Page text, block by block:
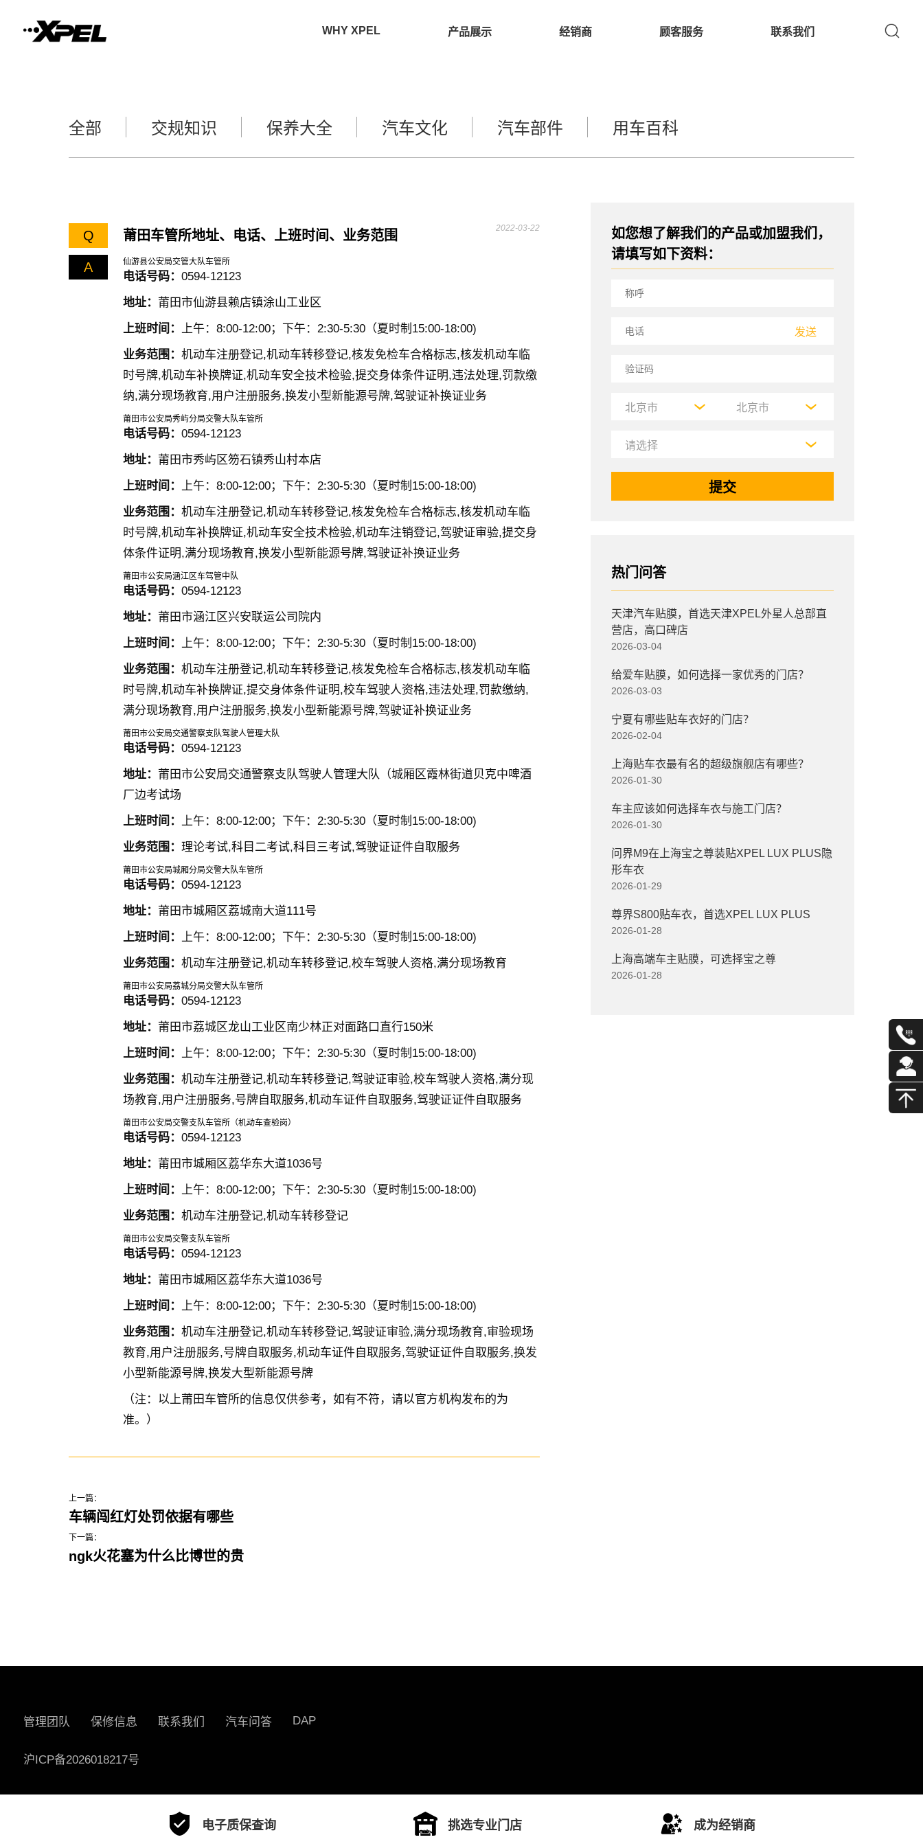
电子质保查询 挑选专业门店 成为经销商
WHY XPEL 产品展示 经销商 顾客服务 联系我们
全部 交规知识 保养大全 汽车文化 汽车部件 用车百科
Q 莆田车管所地址、电话、上班时间、业务范围 2022-03-22
A 仙游县公安局交管大队车管所
电话号码： 0594-12123
地址： 莆田市仙游县赖店镇涂山工业区
上班时间： 上午：8:00-12:00；下午：2:30-5:30（夏时制15:00-18:00)
业务范围： 机动车注册登记,机动车转移登记,核发免检车合格标志,核发机动车临
时号牌,机动车补换牌证,机动车安全技术检验,提交身体条件证明,违法处理,罚款缴
纳,满分现场教育,用户注册服务,换发小型新能源号牌,驾驶证补换证业务
莆田市公安局秀屿分局交警大队车管所
电话号码： 0594-12123
地址： 莆田市秀屿区笏石镇秀山村本店
上班时间： 上午：8:00-12:00；下午：2:30-5:30（夏时制15:00-18:00)
业务范围： 机动车注册登记,机动车转移登记,核发免检车合格标志,核发机动车临
时号牌,机动车补换牌证,机动车安全技术检验,机动车注销登记,驾驶证审验,提交身
体条件证明,满分现场教育,换发小型新能源号牌,驾驶证补换证业务
莆田市公安局涵江区车驾管中队
电话号码： 0594-12123
地址： 莆田市涵江区兴安联运公司院内
上班时间： 上午：8:00-12:00；下午：2:30-5:30（夏时制15:00-18:00)
业务范围： 机动车注册登记,机动车转移登记,核发免检车合格标志,核发机动车临
时号牌,机动车补换牌证,提交身体条件证明,校车驾驶人资格,违法处理,罚款缴纳,
满分现场教育,用户注册服务,换发小型新能源号牌,驾驶证补换证业务
莆田市公安局交通警察支队驾驶人管理大队
电话号码： 0594-12123
地址： 莆田市公安局交通警察支队驾驶人管理大队（城厢区霞林街道贝克中啤酒
厂边考试场
上班时间： 上午：8:00-12:00；下午：2:30-5:30（夏时制15:00-18:00)
业务范围： 理论考试,科目二考试,科目三考试,驾驶证证件自取服务
莆田市公安局城厢分局交警大队车管所
电话号码： 0594-12123
地址： 莆田市城厢区荔城南大道111号
上班时间： 上午：8:00-12:00；下午：2:30-5:30（夏时制15:00-18:00)
业务范围： 机动车注册登记,机动车转移登记,校车驾驶人资格,满分现场教育
莆田市公安局荔城分局交警大队车管所
电话号码： 0594-12123
地址： 莆田市荔城区龙山工业区南少林正对面路口直行150米
上班时间： 上午：8:00-12:00；下午：2:30-5:30（夏时制15:00-18:00)
业务范围： 机动车注册登记,机动车转移登记,驾驶证审验,校车驾驶人资格,满分现
场教育,用户注册服务,号牌自取服务,机动车证件自取服务,驾驶证证件自取服务
莆田市公安局交警支队车管所（机动车查验岗）
电话号码： 0594-12123
地址： 莆田市城厢区荔华东大道1036号
上班时间： 上午：8:00-12:00；下午：2:30-5:30（夏时制15:00-18:00)
业务范围： 机动车注册登记,机动车转移登记
莆田市公安局交警支队车管所
电话号码： 0594-12123
地址： 莆田市城厢区荔华东大道1036号
上班时间： 上午：8:00-12:00；下午：2:30-5:30（夏时制15:00-18:00)
业务范围： 机动车注册登记,机动车转移登记,驾驶证审验,满分现场教育,审验现场
教育,用户注册服务,号牌自取服务,机动车证件自取服务,驾驶证证件自取服务,换发
小型新能源号牌,换发大型新能源号牌
（注：以上莆田车管所的信息仅供参考，如有不符，请以官方机构发布的为
准。）
上一篇：
车辆闯红灯处罚依据有哪些
下一篇：
ngk火花塞为什么比博世的贵
如您想了解我们的产品或加盟我们，
请填写如下资料：
发送
热门问答
天津汽车贴膜，首选天津XPEL外星人总部直
营店，高口碑店
2026-03-04
给爱车贴膜，如何选择一家优秀的门店？
2026-03-03
宁夏有哪些贴车衣好的门店？
2026-02-04
上海贴车衣最有名的超级旗舰店有哪些？
2026-01-30
车主应该如何选择车衣与施工门店？
2026-01-30
问界M9在上海宝之尊装贴XPEL LUX PLUS隐
形车衣
2026-01-29
尊界S800贴车衣，首选XPEL LUX PLUS
2026-01-28
上海高端车主贴膜，可选择宝之尊
2026-01-28
管理团队 保修信息 联系我们 汽车问答 DAP
沪ICP备2026018217号